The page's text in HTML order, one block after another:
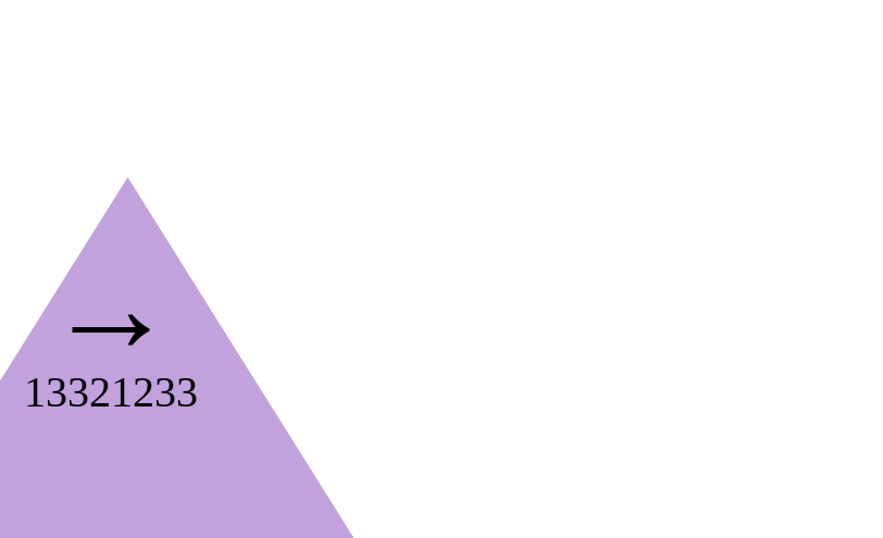
→
13321233